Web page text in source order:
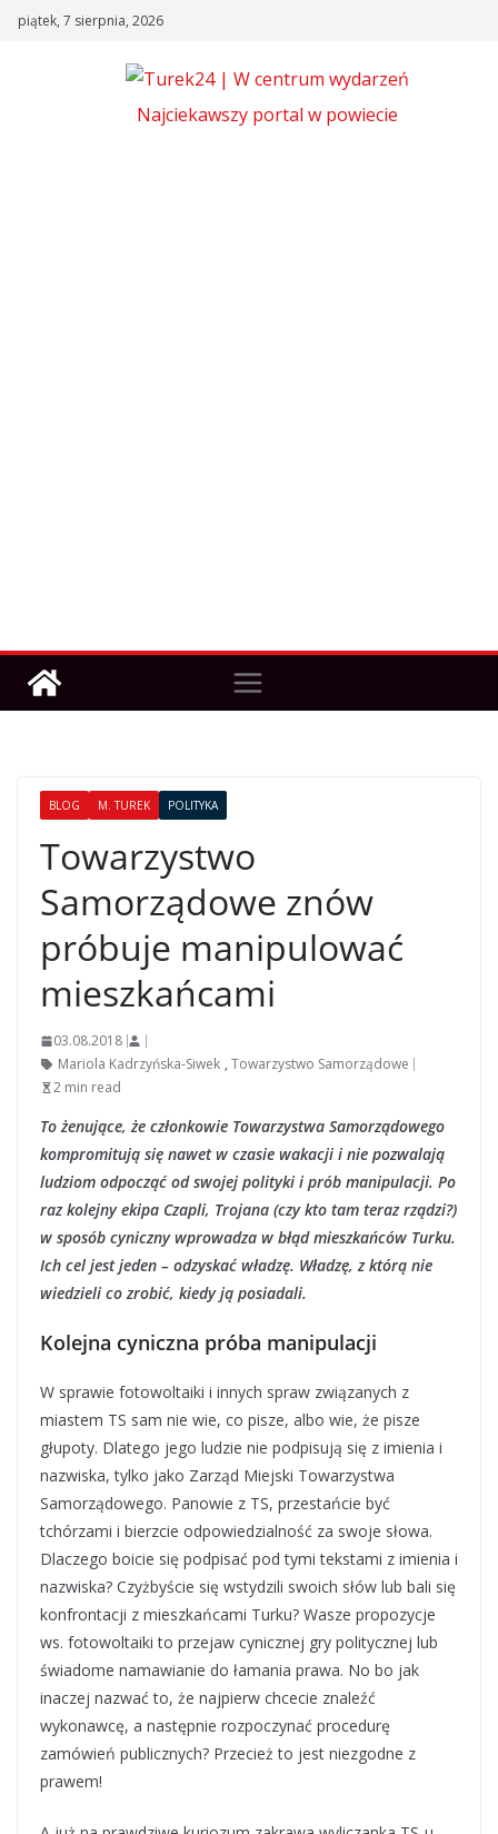
Skippiątek, 7 sierpnia, 2026
Najciekawszy portal w powiecie
BLOG M. TUREK POLITYKA
Towarzystwo
Samorządowe znów
próbuje manipulować
mieszkańcami
03.08.2018
Mariola Kadrzyńska-Siwek , Towarzystwo Samorządowe
2 min read
To żenujące, że członkowie Towarzystwa Samorządowego
kompromitują się nawet w czasie wakacji i nie pozwalają
ludziom odpocząć od swojej polityki i prób manipulacji. Po
raz kolejny ekipa Czapli, Trojana (czy kto tam teraz rządzi?)
w sposób cyniczny wprowadza w błąd mieszkańców Turku.
Ich cel jest jeden – odzyskać władzę. Władzę, z którą nie
wiedzieli co zrobić, kiedy ją posiadali.
Kolejna cyniczna próba manipulacji
W sprawie fotowoltaiki i innych spraw związanych z
miastem TS sam nie wie, co pisze, albo wie, że pisze
głupoty. Dlatego jego ludzie nie podpisują się z imienia i
nazwiska, tylko jako Zarząd Miejski Towarzystwa
Samorządowego. Panowie z TS, przestańcie być
tchórzami i bierzcie odpowiedzialność za swoje słowa.
Dlaczego boicie się podpisać pod tymi tekstami z imienia i
nazwiska? Czyżbyście się wstydzili swoich słów lub bali się
konfrontacji z mieszkańcami Turku? Wasze propozycje
ws. fotowoltaiki to przejaw cynicznej gry politycznej lub
świadome namawianie do łamania prawa. No bo jak
inaczej nazwać to, że najpierw chcecie znaleźć
wykonawcę, a następnie rozpoczynać procedurę
zamówień publicznych? Przecież to jest niezgodne z
prawem!